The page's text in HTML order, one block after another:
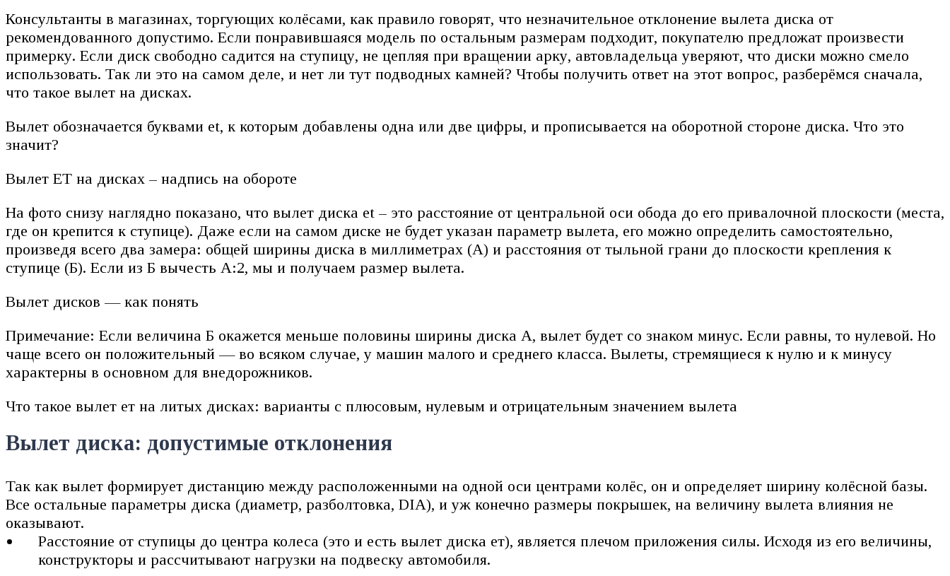
Консультанты в магазинах, торгующих колёсами, как правило говорят, что незначительное отклонение вылета диска от
рекомендованного допустимо. Если понравившаяся модель по остальным размерам подходит, покупателю предложат произвести
примерку. Если диск свободно садится на ступицу, не цепляя при вращении арку, автовладельца уверяют, что диски можно смело
использовать. Так ли это на самом деле, и нет ли тут подводных камней? Чтобы получить ответ на этот вопрос, разберёмся сначала,
что такое вылет на дисках.
Вылет обозначается буквами et, к которым добавлены одна или две цифры, и прописывается на оборотной стороне диска. Что это
значит?
Вылет ЕТ на дисках – надпись на обороте
На фото снизу наглядно показано, что вылет диска et – это расстояние от центральной оси обода до его привалочной плоскости (места,
где он крепится к ступице). Даже если на самом диске не будет указан параметр вылета, его можно определить самостоятельно,
произведя всего два замера: общей ширины диска в миллиметрах (А) и расстояния от тыльной грани до плоскости крепления к
ступице (Б). Если из Б вычесть А:2, мы и получаем размер вылета.
Вылет дисков — как понять
Примечание: Если величина Б окажется меньше половины ширины диска А, вылет будет со знаком минус. Если равны, то нулевой. Но
чаще всего он положительный — во всяком случае, у машин малого и среднего класса. Вылеты, стремящиеся к нулю и к минусу
характерны в основном для внедорожников.
Что такое вылет ет на литых дисках: варианты с плюсовым, нулевым и отрицательным значением вылета
Вылет диска: допустимые отклонения
Так как вылет формирует дистанцию между расположенными на одной оси центрами колёс, он и определяет ширину колёсной базы.
Все остальные параметры диска (диаметр, разболтовка, DIA), и уж конечно размеры покрышек, на величину вылета влияния не
оказывают.
Расстояние от ступицы до центра колеса (это и есть вылет диска ет), является плечом приложения силы. Исходя из его величины,
конструкторы и рассчитывают нагрузки на подвеску автомобиля.